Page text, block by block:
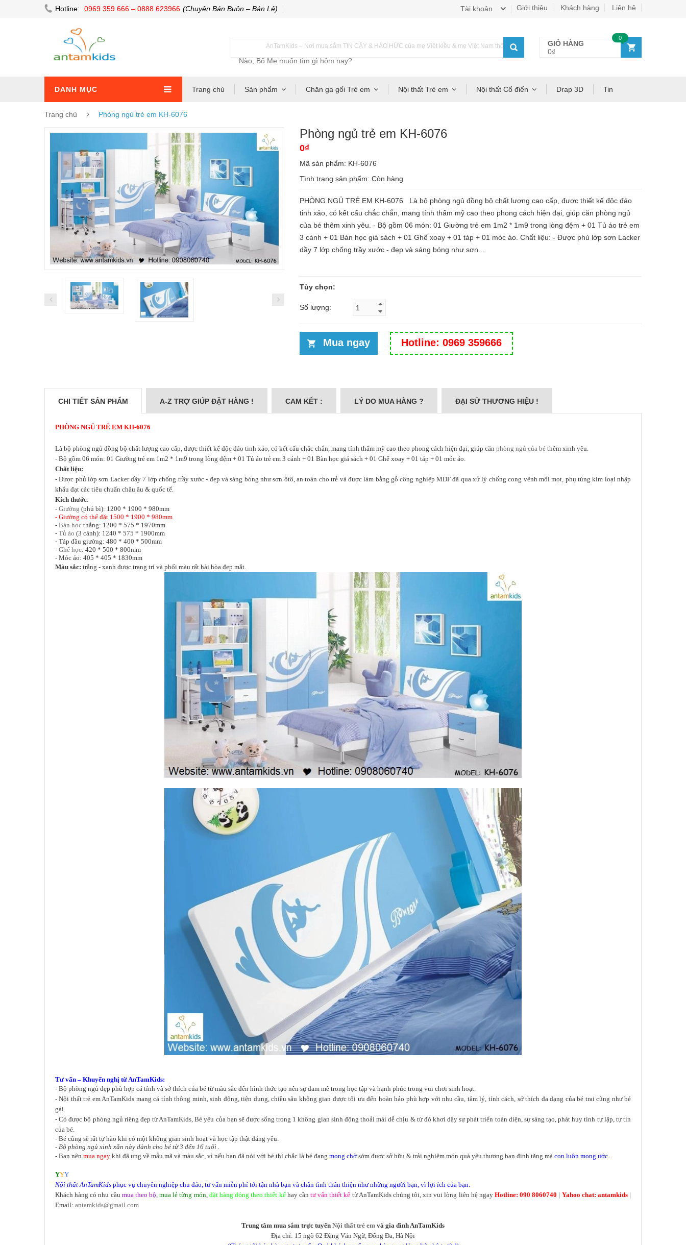
Hotline: 0969 359 666 – 0888 623966 (Chuyên Bán Buôn – Bán Lẻ) Giới thiệu Khách hàng Liên hệ
Tài khoản
AnTamKids – Nơi mua sắm TIN CẬY & HÁO HỨC của mẹ Việt kiều & mẹ Việt Nam thông thái!
GIỎ HÀNG
0₫
0
DANH MỤC Trang chủ Sản phẩm Chăn ga gối Trẻ em Nội thất Trẻ em Nội thất Cổ điển Drap 3D Tin
Trang chủ Phòng ngủ trẻ em KH-6076
Phòng ngủ trẻ em KH-6076
0₫
Mã sản phẩm: KH-6076
Tình trạng sản phẩm: Còn hàng
PHÒNG NGỦ TRẺ EM KH-6076 Là bộ phòng ngủ đồng bộ chất lượng cao cấp, được thiết kế độc đáo
tinh xảo, có kết cấu chắc chắn, mang tính thẩm mỹ cao theo phong cách hiện đại, giúp căn phòng ngủ
của bé thêm xinh yêu. - Bộ gồm 06 món: 01 Giường trẻ em 1m2 * 1m9 trong lòng đệm + 01 Tủ áo trẻ em
3 cánh + 01 Bàn học giá sách + 01 Ghế xoay + 01 táp + 01 móc áo. Chất liệu: - Được phủ lớp sơn Lacker
dầy 7 lớp chống trầy xước - đẹp và sáng bóng như sơn...
Tùy chọn:
Số lượng:
Mua ngay Hotline: 0969 359666
CHI TIẾT SẢN PHẨM A-Z TRỢ GIÚP ĐẶT HÀNG ! CAM KẾT : LÝ DO MUA HÀNG ? ĐẠI SỨ THƯƠNG HIỆU !
PHÒNG NGỦ TRẺ EM KH-6076
Là bộ phòng ngủ đồng bộ chất lượng cao cấp, được thiết kế độc đáo tinh xảo, có kết cấu chắc chắn, mang tính thẩm mỹ cao theo phong cách hiện đại, giúp căn phòng ngủ của bé thêm xinh yêu.
- Bộ gồm 06 món: 01 Giường trẻ em 1m2 * 1m9 trong lòng đệm + 01 Tủ áo trẻ em 3 cánh + 01 Bàn học giá sách + 01 Ghế xoay + 01 táp + 01 móc áo.
Chất liệu:
- Được phủ lớp sơn Lacker dầy 7 lớp chống trầy xước - đẹp và sáng bóng như sơn ôtô, an toàn cho trẻ và được làm bằng gỗ công nghiệp MDF đã qua xử lý chống cong vênh mối mọt, phụ tùng kim loại nhập
khẩu đạt các tiêu chuẩn châu âu & quốc tế.
Kích thước:
- Giường (phủ bì): 1200 * 1900 * 980mm
- Giường có thể đặt 1500 * 1900 * 980mm
- Bàn học thẳng: 1200 * 575 * 1970mm
- Tủ áo (3 cánh): 1240 * 575 * 1900mm
- Táp đầu giường: 480 * 400 * 500mm
- Ghế học: 420 * 500 * 800mm
- Móc áo: 405 * 405 * 1830mm
Màu sắc: trắng - xanh được trang trí và phối màu rất hài hòa đẹp mắt.
Tư vấn – Khuyến nghị từ AnTamKids:
- Bộ phòng ngủ đẹp phù hợp cá tính và sở thích của bé từ màu sắc đến hình thức tạo nên sự đam mê trong học tập và hạnh phúc trong vui chơi sinh hoạt.
- Nội thất trẻ em AnTamKids mang cá tính thông minh, sinh động, tiện dụng, chiều sâu không gian được tối ưu đến hoàn hảo phù hợp với nhu cầu, tâm lý, tính cách, sở thích đa dạng của bé trai cũng như bé
gái.
- Có được bộ phòng ngủ riêng đẹp từ AnTamKids, Bé yêu của bạn sẽ được sống trong 1 không gian sinh động thoải mái dễ chịu & từ đó khơi dậy sự phát triển toàn diện, sự sáng tạo, phát huy tính tự lập, tự tin
của bé.
- Bé cũng sẽ rất tự hào khi có một không gian sinh hoạt và học tập thật đáng yêu.
- Bộ phòng ngủ xinh xắn này dành cho bé từ 3 đến 16 tuổi .
- Bạn nên mua ngay khi đã ưng về mẫu mã và màu sắc, vì nếu bạn đã nói với bé thì chắc là bé đang mong chờ sớm được sở hữu & trải nghiệm món quà yêu thương bạn định tặng mà con luôn mong ước.
YYY
Nội thấtAnTamKids phục vụ chuyên nghiệp chu đáo, tư vấn miễn phí tới tận nhà bạn và chân tình thân thiện như những người bạn, vì lợi ích của bạn.
Khách hàng có nhu cầu mua theo bộ,mua lẻ từng món, đặt hàng đóng theo thiết kếhay cần tư vấn thiết kế từ AnTamKids chúng tôi, xin vui lòng liên hệ ngayHotline: 090 8060740 | Yahoo chat: antamkids |
Email: antamkids@gmail.com
Trung tâm mua sắm trực tuyến Nội thất trẻ em và gia đình AnTamKids
Địa chỉ: 15 ngõ 62 Đặng Văn Ngữ, Đống Đa, Hà Nội